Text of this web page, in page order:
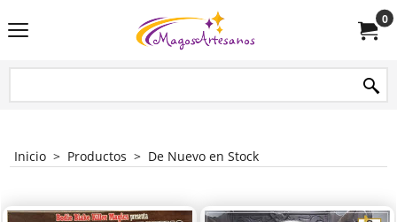
0
Inicio > Productos > De Nuevo en Stock